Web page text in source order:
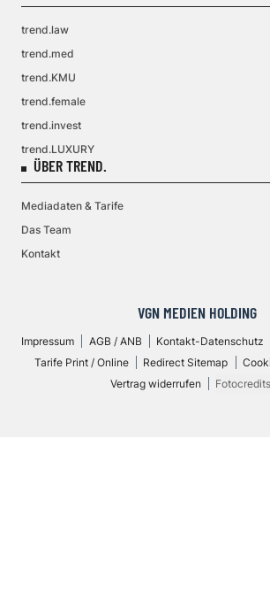
trend.law
trend.med
trend.KMU
trend.female
trend.invest
trend.LUXURY
ÜBER TREND.
Mediadaten & Tarife
Das Team
Kontakt
VGN MEDIEN HOLDING
Impressum AGB / ANB Kontakt-Datenschutz
Tarife Print / Online
Redirect Sitemap
Vertrag widerrufen
Fotocredits